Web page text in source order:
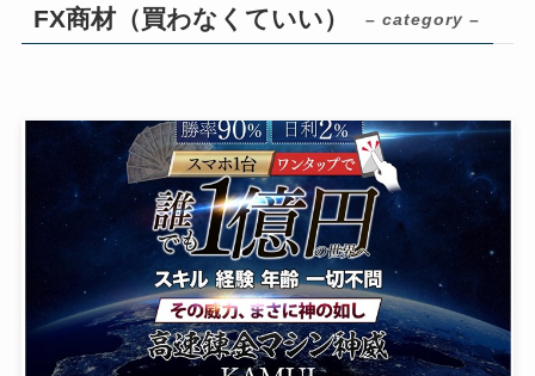
FX商材（買わなくていい） – category –